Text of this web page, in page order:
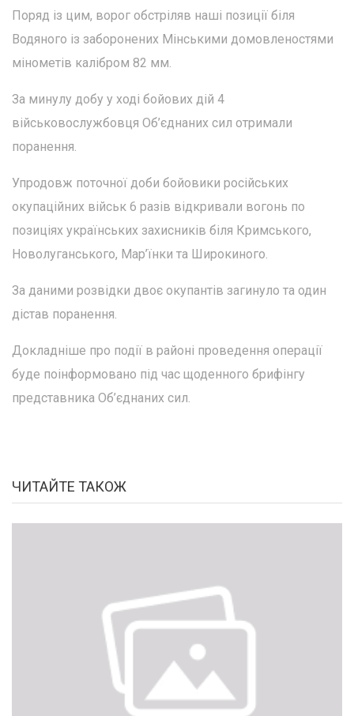
Поряд із цим, ворог обстріляв наші позиції біля
Водяного із заборонених Мінськими домовленостями
мінометів калібром 82 мм.
За минулу добу у ході бойових дій 4
військовослужбовця Об’єднаних сил отримали
поранення.
Упродовж поточної доби бойовики російських
окупаційних військ 6 разів відкривали вогонь по
позиціях українських захисників біля Кримського,
Новолуганського, Мар’їнки та Широкиного.
За даними розвідки двоє окупантів загинуло та один
дістав поранення.
Докладніше про події в районі проведення операції
буде поінформовано під час щоденного брифінгу
представника Об’єднаних сил.
ЧИТАЙТЕ ТАКОЖ